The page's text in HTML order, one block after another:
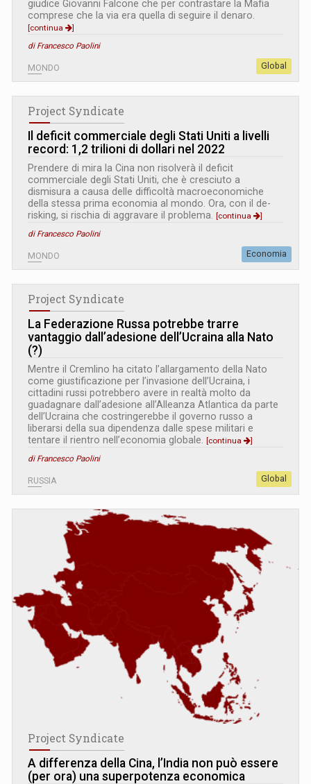
giudice Giovanni Falcone che per contrastare la Mafia
comprese che la via era quella di seguire il denaro.
[continua
]
di Francesco Paolini
MONDO Global
Project Syndicate
Il deficit commerciale degli Stati Uniti a livelli
record: 1,2 trilioni di dollari nel 2022
Prendere di mira la Cina non risolverà il deficit
commerciale degli Stati Uniti, che è cresciuto a
dismisura a causa delle difficoltà macroeconomiche
della stessa prima economia al mondo. Ora, con il de-
risking, si rischia di aggravare il problema.
[continua
]
di Francesco Paolini
MONDO Economia
Project Syndicate
La Federazione Russa potrebbe trarre
vantaggio dall’adesione dell’Ucraina alla Nato
(?)
Mentre il Cremlino ha citato l’allargamento della Nato
come giustificazione per l’invasione dell’Ucraina, i
cittadini russi potrebbero avere in realtà molto da
guadagnare dall’adesione all’Alleanza Atlantica da parte
dell’Ucraina che costringerebbe il governo russo a
liberarsi della sua dipendenza dalle spese militari e
tentare il rientro nell’economia globale.
[continua
]
di Francesco Paolini
RUSSIA Global
Project Syndicate
A differenza della Cina, l’India non può essere
(per ora) una superpotenza economica